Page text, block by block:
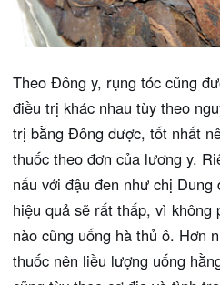
Theo Đông y, rụng tóc cũng
điều trị khác nhau tùy theo
trị bằng Đông dược, tốt nhất
thuốc theo đơn của lương y.
nấu với đậu đen như chị
hiệu quả sẽ rất thấp, vì không
nào cũng uống hà thủ ô. Hơn
thuốc nên liều lượng uống